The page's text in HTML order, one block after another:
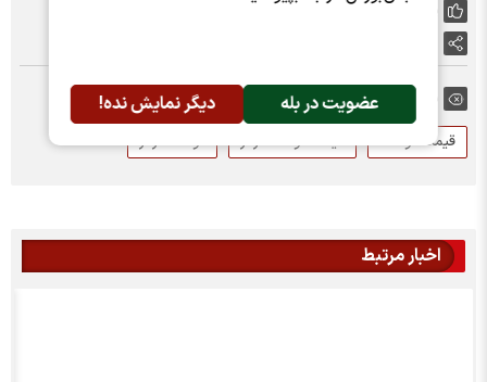
عضویت در بله دیگر نمایش نده!
قیمت گوشت قیمت گوشت قرمز گوشت قرمز
اخبار مرتبط